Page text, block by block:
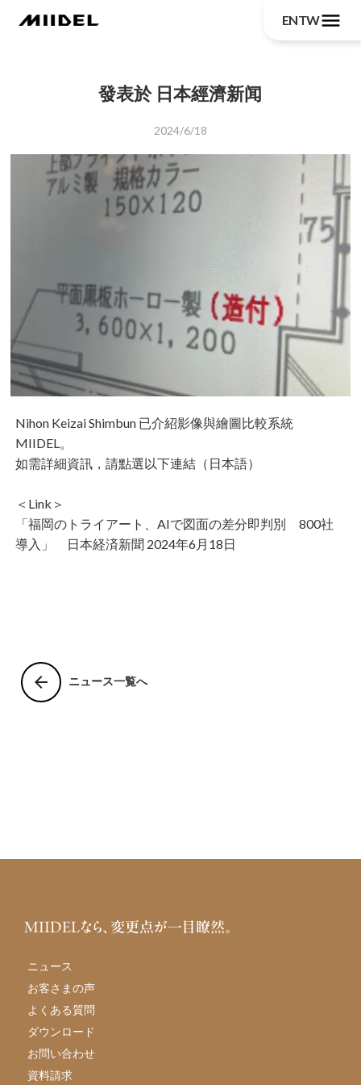
發表於 日本經濟新闻
2024/6/18
Nihon Keizai Shimbun 已介紹影像與繪圖比較系統
MIIDEL。
如需詳細資訊，請點選以下連結（日本語）
＜Link＞
「福岡のトライアート、AIで図面の差分即判別 800社
導入」 日本経済新聞 2024年6月18日
arrow_back ニュース一覧へ
MIIDELなら、変更点が一目瞭然。
ニュース
お客さまの声
よくある質問
ダウンロード
お問い合わせ
資料請求
ENTWmenu